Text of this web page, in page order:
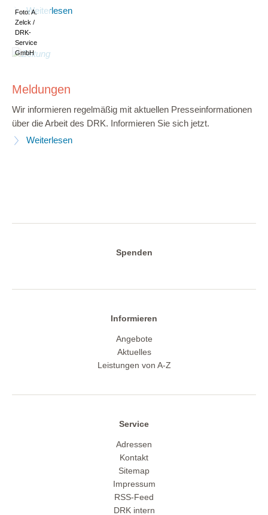
Weiterlesen
Foto: A.
Zelck /
DRK-
Service
GmbH
Meldungen
Wir informieren regelmäßig mit aktuellen Presseinformationen
über die Arbeit des DRK. Informieren Sie sich jetzt.
Weiterlesen
Spenden
Informieren
Angebote
Aktuelles
Leistungen von A-Z
Service
Adressen
Kontakt
Sitemap
Impressum
RSS-Feed
DRK intern